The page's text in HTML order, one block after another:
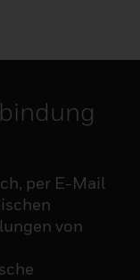
per E-Mail
von